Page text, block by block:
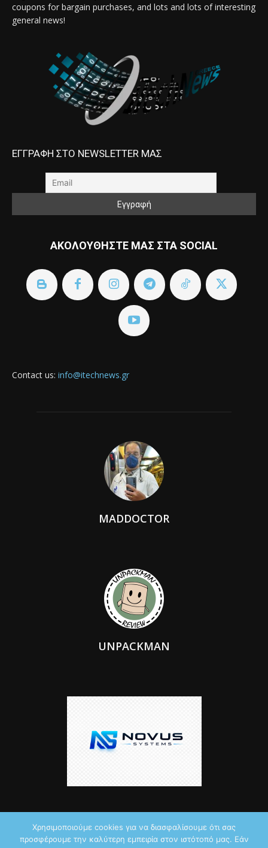
coupons for bargain purchases, and lots and lots of interesting
general news!
ΕΓΓΡΑΦΗ ΣΤΟ NEWSLETTER ΜΑΣ
ΑΚΟΛΟΥΘΗΣΤΕ ΜΑΣ ΣΤΑ SOCIAL
Contact us: info@itechnews.gr
MADDOCTOR
UNPACKMAN
Χρησιμοποιούμε cookies για να διασφαλίσουμε ότι σας
προσφέρουμε την καλύτερη εμπειρία στον ιστότοπό μας. Εάν